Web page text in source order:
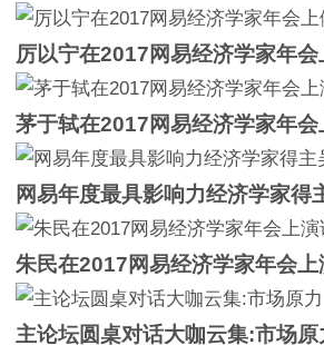
厉以宁在2017网易经济学家年
茅于轼在2017网易经济学家年会
网易年度最具影响力经济学家得
朱民在2017网易经济学家年会上
主论坛圆桌对话大咖云集:市场